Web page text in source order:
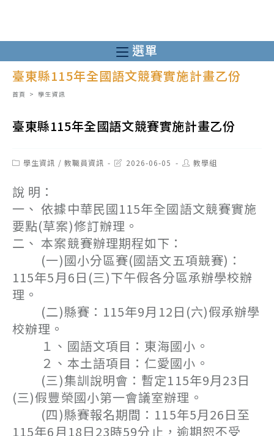
至
主
選單
臺東縣115年全國語文競賽實施計畫乙份
首頁 > 學生資訊
臺東縣115年全國語文競賽實施計畫乙份
Post學生資訊 / 教職員資訊
Post2026-06-05
Post教學組
說 明：
一、 依據中華民國115年全國語文競賽實施
要點(草案)修訂辦理。
二、 本案競賽辦理期程如下：
(一)國小分區賽(國語文五項競賽)：
115年5月6日(三)下午假各分區承辦學校辦
理。
(二)縣賽：115年9月12日(六)假承辦學
校辦理。
１、國語文項目：東海國小。
２、本土語項目：仁愛國小。
(三)集訓說明會：暫定115年9月23日
(三)假豐榮國小第一會議室辦理。
(四)縣賽報名期間：115年5月26日至
115年6月18日23時59分止，逾期恕不受